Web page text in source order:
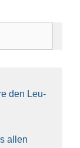
den Leu­
allen